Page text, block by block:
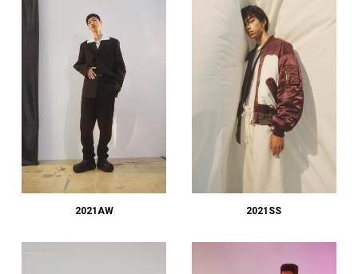
2021AW 2021SS